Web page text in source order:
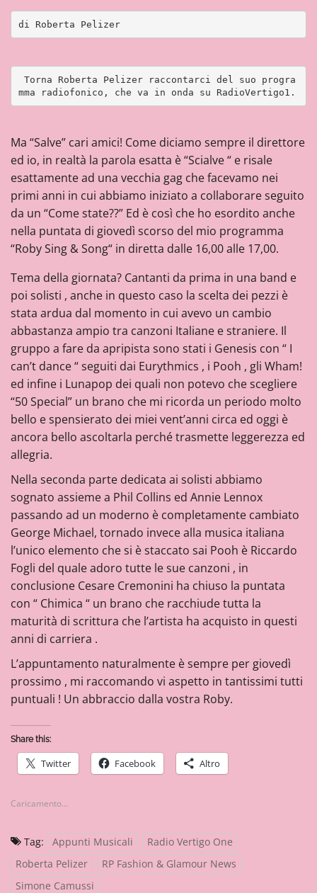
di Roberta Pelizer
Ma “Salve” cari amici! Come diciamo sempre il direttore
ed io, in realtà la parola esatta è “Scialve “ e risale
esattamente ad una vecchia gag che facevamo nei
primi anni in cui abbiamo iniziato a collaborare seguito
da un “Come state??” Ed è così che ho esordito anche
nella puntata di giovedì scorso del mio programma
“Roby Sing & Song“ in diretta dalle 16,00 alle 17,00.
Tema della giornata? Cantanti da prima in una band e
poi solisti , anche in questo caso la scelta dei pezzi è
stata ardua dal momento in cui avevo un cambio
abbastanza ampio tra canzoni Italiane e straniere. Il
gruppo a fare da apripista sono stati i Genesis con “ I
can’t dance “ seguiti dai Eurythmics , i Pooh , gli Wham!
ed infine i Lunapop dei quali non potevo che scegliere
“50 Special” un brano che mi ricorda un periodo molto
bello e spensierato dei miei vent’anni circa ed oggi è
ancora bello ascoltarla perché trasmette leggerezza ed
allegria.
Nella seconda parte dedicata ai solisti abbiamo
sognato assieme a Phil Collins ed Annie Lennox
passando ad un moderno è completamente cambiato
George Michael, tornado invece alla musica italiana
l’unico elemento che si è staccato sai Pooh è Riccardo
Fogli del quale adoro tutte le sue canzoni , in
conclusione Cesare Cremonini ha chiuso la puntata
con “ Chimica “ un brano che racchiude tutta la
maturità di scrittura che l’artista ha acquisto in questi
anni di carriera .
L’appuntamento naturalmente è sempre per giovedì
prossimo , mi raccomando vi aspetto in tantissimi tutti
puntuali ! Un abbraccio dalla vostra Roby.
Share this:
Twitter Facebook Altro
Caricamento...
Tag: Appunti Musicali
Radio Vertigo One
Roberta Pelizer
RP Fashion & Glamour News
Simone Camussi